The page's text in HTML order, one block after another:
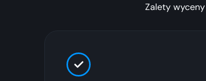
Zalety